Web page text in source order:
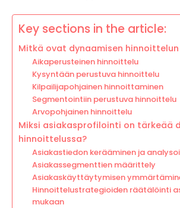
Key sections in the article:
Mitkä ovat dynaamisen
Aikaperusteinen hinnoittelu
Kysyntään perustuva hinnoittelu
Kilpailijapohjainen hinnoittaminen
Segmentointiin perustuva hinnoittelu
Arvopohjainen hinnoittelu
Miksi asiakasprofilointi on tärkeää
hinnoittelussa?
Asiakastiedon kerääminen ja
Asiakassegmenttien määrittely
Asiakaskäyttäytymisen
Hinnoittelustrategioiden räätälöinti
mukaan